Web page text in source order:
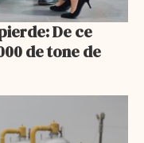
de tone de